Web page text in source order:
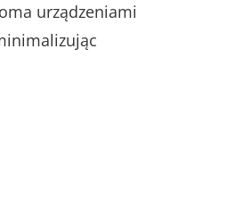
urządzeniami